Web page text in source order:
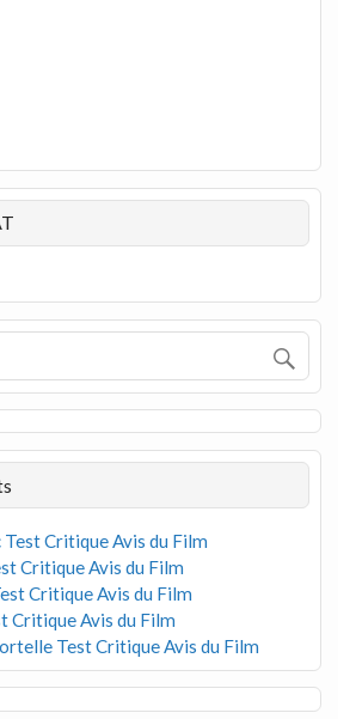
Test Critique Avis du Film
Critique Avis du Film
Critique Avis du Film
Critique Avis du Film
Test Critique Avis du Film